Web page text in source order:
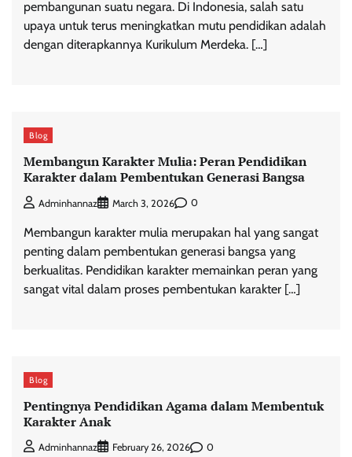
pembangunan suatu negara. Di Indonesia, salah satu
upaya untuk terus meningkatkan mutu pendidikan adalah
dengan diterapkannya Kurikulum Merdeka. […]
Blog
Membangun Karakter Mulia: Peran Pendidikan
Karakter dalam Pembentukan Generasi Bangsa
Adminhannaz March 3, 2026 0
Membangun karakter mulia merupakan hal yang sangat
penting dalam pembentukan generasi bangsa yang
berkualitas. Pendidikan karakter memainkan peran yang
sangat vital dalam proses pembentukan karakter […]
Blog
Pentingnya Pendidikan Agama dalam Membentuk
Karakter Anak
Adminhannaz February 26, 2026 0